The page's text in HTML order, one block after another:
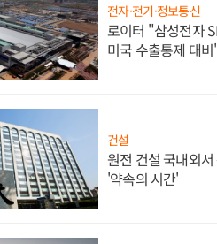
전자·전기·정보통신
로이터 "삼성전자
미국 수출통제 대
건설
원전 건설 국내외
'약속의 시간'